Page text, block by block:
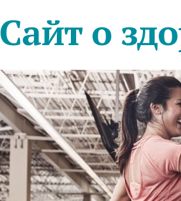
Сайт о